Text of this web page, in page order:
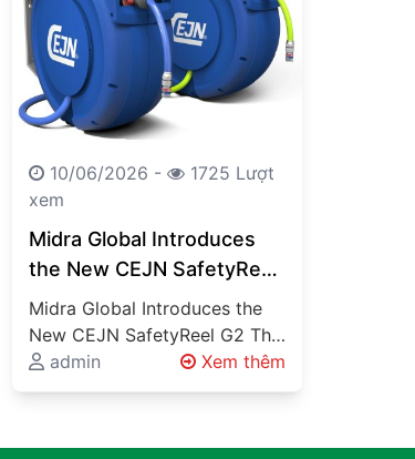
10/06/2026 -
1725 Lượt
xem
Midra Global Introduces
the New CEJN SafetyReel
G2
Midra Global Introduces the
New CEJN SafetyReel G2 The
New Standard for Industrial
Safety and Workplace
admin Xem thêm